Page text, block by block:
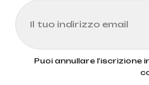
Puoi annullare l'iscrizione